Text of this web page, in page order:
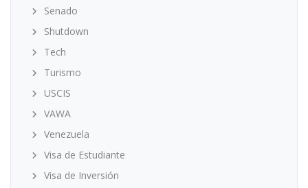
Senado
Shutdown
Tech
Turismo
USCIS
VAWA
Venezuela
Visa de Estudiante
Visa de Inversión